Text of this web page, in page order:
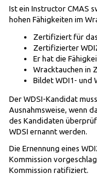
Ist ein Instructor CMAS
hohen Fähigkeiten im
Zertifiziert für
Zertifizierter
Er hat die
Wracktauchen in
Bildet WDI1- und
Der WDSI-Kandidat
Ausnahmsweise, wenn
des Kandidaten
WDSI ernannt werden.
Die Ernennung eines
Kommission
Kommission ratifiziert.